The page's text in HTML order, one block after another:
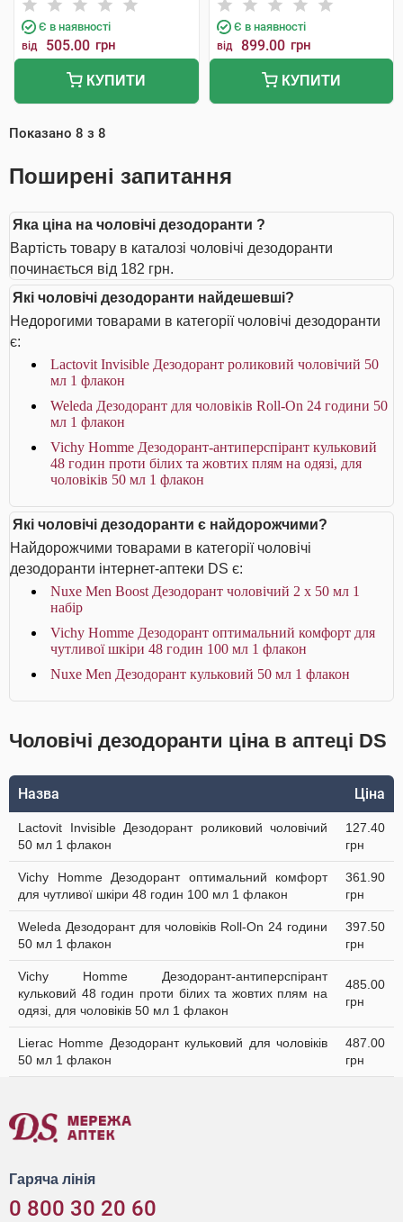
Є в наявності
від 505.00 грн
КУПИТИ
Є в наявності
від 899.00 грн
КУПИТИ
Показано 8 з 8
Поширені запитання
Яка ціна на чоловічі дезодоранти ?
Вартість товару в каталозі чоловічі дезодоранти
починається від 182 грн.
Які чоловічі дезодоранти найдешевші?
Недорогими товарами в категорії чоловічі дезодоранти
є:
Lactovit Invisible Дезодорант роликовий чоловічий 50
мл 1 флакон
Weleda Дезодорант для чоловіків Roll-On 24 години 50
мл 1 флакон
Vichy Homme Дезодорант-антиперспірант кульковий
48 годин проти білих та жовтих плям на одязі, для
чоловіків 50 мл 1 флакон
Які чоловічі дезодоранти є найдорожчими?
Найдорожчими товарами в категорії чоловічі
дезодоранти інтернет-аптеки DS є:
Nuxe Men Boost Дезодорант чоловічий 2 х 50 мл 1
набір
Vichy Homme Дезодорант оптимальний комфорт для
чутливої шкіри 48 годин 100 мл 1 флакон
Nuxe Men Дезодорант кульковий 50 мл 1 флакон
Чоловічі дезодоранти ціна в аптеці DS
Назва Ціна
Lactovit Invisible Дезодорант роликовий чоловічий
50 мл 1 флакон
127.40
грн
Vichy Homme Дезодорант оптимальний комфорт
для чутливої шкіри 48 годин 100 мл 1 флакон
361.90
грн
Weleda Дезодорант для чоловіків Roll-On 24 години
50 мл 1 флакон
397.50
грн
Vichy Homme Дезодорант-антиперспірант
кульковий 48 годин проти білих та жовтих плям на
одязі, для чоловіків 50 мл 1 флакон
485.00
грн
Lierac Homme Дезодорант кульковий для чоловіків
50 мл 1 флакон
487.00
грн
Гаряча лінія
0 800 30 20 60